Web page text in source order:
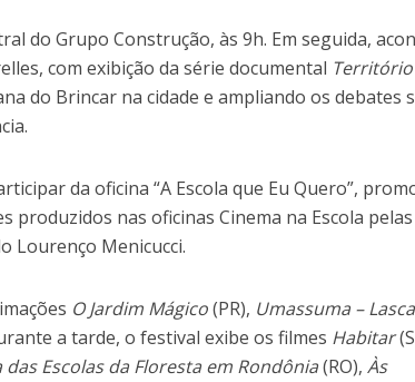
do Grupo Construção, às 9h. Em seguida,
com exibição da série documental
do Brincar na cidade e ampliando os debates
da oficina “A Escola que Eu Quero”,
produzidos nas oficinas Cinema na Escola pelas
Lourenço Menicucci.
O Jardim Mágico(PR), Umassuma –
a tarde, o festival exibe os filmes Habitar
Escolas da Floresta em Rondônia(RO),Às